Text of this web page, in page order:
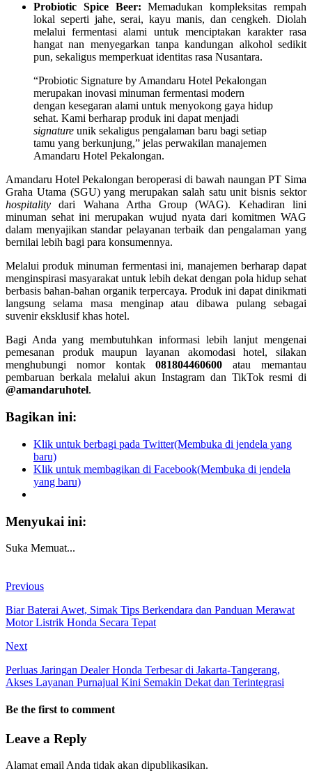
Probiotic Spice Beer: Memadukan kompleksitas rempah
lokal seperti jahe, serai, kayu manis, dan cengkeh. Diolah
melalui fermentasi alami untuk menciptakan karakter rasa
hangat nan menyegarkan tanpa kandungan alkohol sedikit
pun, sekaligus memperkuat identitas rasa Nusantara.
“Probiotic Signature by Amandaru Hotel Pekalongan
merupakan inovasi minuman fermentasi modern
dengan kesegaran alami untuk menyokong gaya hidup
sehat. Kami berharap produk ini dapat menjadi
signature unik sekaligus pengalaman baru bagi setiap
tamu yang berkunjung,” jelas perwakilan manajemen
Amandaru Hotel Pekalongan.
Amandaru Hotel Pekalongan beroperasi di bawah naungan PT Sima
Graha Utama (SGU) yang merupakan salah satu unit bisnis sektor
hospitality dari Wahana Artha Group (WAG). Kehadiran lini
minuman sehat ini merupakan wujud nyata dari komitmen WAG
dalam menyajikan standar pelayanan terbaik dan pengalaman yang
bernilai lebih bagi para konsumennya.
Melalui produk minuman fermentasi ini, manajemen berharap dapat
menginspirasi masyarakat untuk lebih dekat dengan pola hidup sehat
berbasis bahan-bahan organik terpercaya. Produk ini dapat dinikmati
langsung selama masa menginap atau dibawa pulang sebagai
suvenir eksklusif khas hotel.
Bagi Anda yang membutuhkan informasi lebih lanjut mengenai
pemesanan produk maupun layanan akomodasi hotel, silakan
menghubungi nomor kontak081804460600 atau memantau
pembaruan berkala melalui akun Instagram dan TikTok resmi di
@amandaruhotel.
Bagikan ini:
Klik untuk berbagi pada Twitter(Membuka di jendela yang
baru)
Klik untuk membagikan di Facebook(Membuka di jendela
yang baru)
Menyukai ini:
Suka Memuat...
Previous
Biar Baterai Awet, Simak Tips Berkendara dan Panduan Merawat
Motor Listrik Honda Secara Tepat
Next
Perluas Jaringan Dealer Honda Terbesar di Jakarta-Tangerang,
Akses Layanan Purnajual Kini Semakin Dekat dan Terintegrasi
Be the first to comment
Leave a Reply
Alamat email Anda tidak akan dipublikasikan.